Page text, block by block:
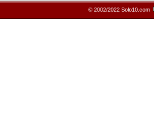
© 2002/2022 Solo10.com